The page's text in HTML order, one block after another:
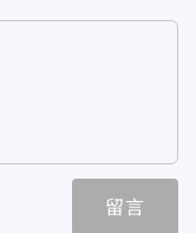
留言